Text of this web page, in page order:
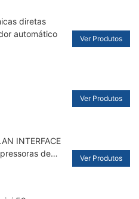
diretas
automático
Ver Produtos
Ver Produtos
INTERFACE
de
Ver Produtos